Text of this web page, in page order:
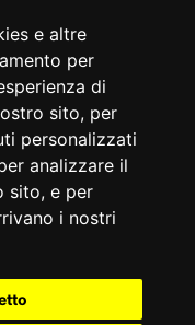
e altre
per
di
sito, per
personalizzati
analizzare il
sito, e per
i nostri
para
y reforzar su
deportivas.